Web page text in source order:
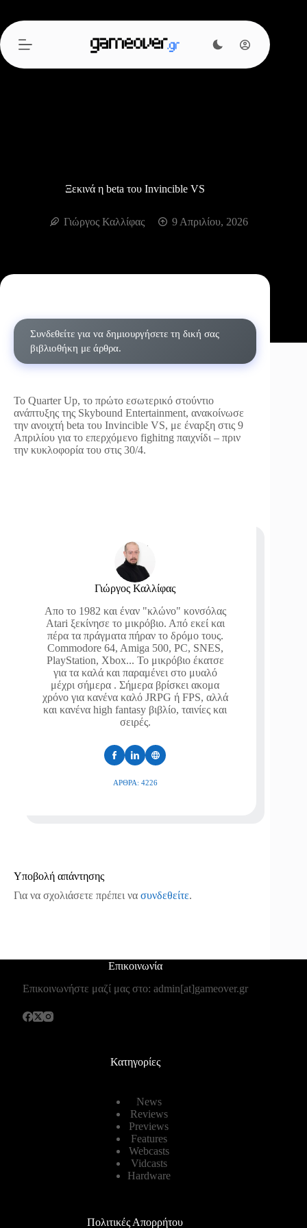
περιεχόμενο
Ξεκινά η beta του Invincible VS
Γιώργος Καλλίφας 9 Απριλίου, 2026
Συνδεθείτε για να δημιουργήσετε τη δική σας
βιβλιοθήκη με άρθρα.
Το Quarter Up, το πρώτο εσωτερικό στούντιο
ανάπτυξης της Skybound Entertainment, ανακοίνωσε
την ανοιχτή beta του Invincible VS, με έναρξη στις 9
Απριλίου για το επερχόμενο fighitng παιχνίδι – πριν
την κυκλοφορία του στις 30/4.
Γιώργος Καλλίφας
Απο το 1982 και έναν "κλώνο" κονσόλας
Atari ξεκίνησε το μικρόβιο. Από εκεί και
πέρα τα πράγματα πήραν το δρόμο τους.
Commodore 64, Amiga 500, PC, SNES,
PlayStation, Xbox... Το μικρόβιο έκατσε
για τα καλά και παραμένει στο μυαλό
μέχρι σήμερα . Σήμερα βρίσκει ακομα
χρόνο για κανένα καλό JRPG ή FPS, αλλά
και κανένα high fantasy βιβλίο, ταινίες και
σειρές.
ΆΡΘΡΑ: 4226
Υποβολή απάντησης
Για να σχολιάσετε πρέπει να συνδεθείτε.
Επικοινωνία
Επικοινωνήστε μαζί μας στο: admin[at]gameover.gr
Κατηγορίες
News
Reviews
Previews
Features
Webcasts
Vidcasts
Hardware
Πολιτικές Απορρήτου